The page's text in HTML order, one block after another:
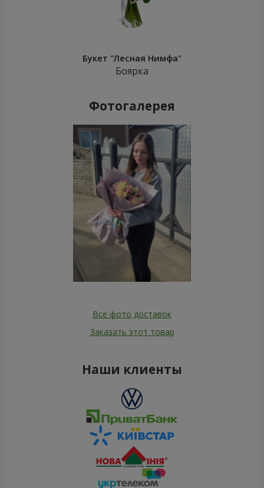
Букет "Лесная Нимфа"
Боярка
Фотогалерея
Все фото доставок
Заказать этот товар
Наши клиенты